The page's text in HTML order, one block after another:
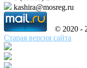
kashira@mosreg.ru
© 2020 -
Старая версия сайта